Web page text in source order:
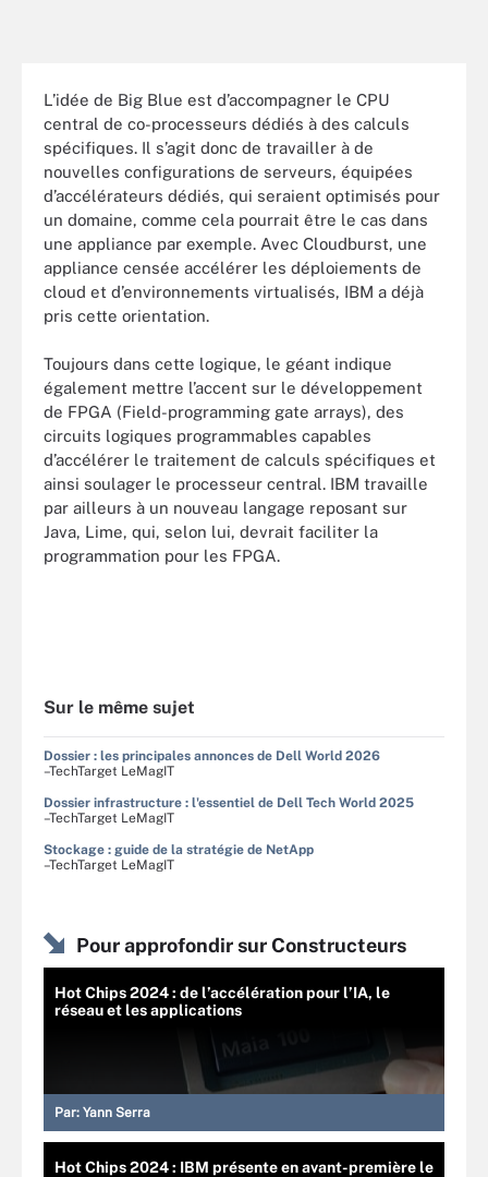
L’idée de Big Blue est d’accompagner le CPU
central de co-processeurs dédiés à des calculs
spécifiques. Il s’agit donc de travailler à de
nouvelles configurations de serveurs, équipées
d’accélérateurs dédiés, qui seraient optimisés pour
un domaine, comme cela pourrait être le cas dans
une appliance par exemple. Avec Cloudburst, une
appliance censée accélérer les déploiements de
cloud et d’environnements virtualisés, IBM a déjà
pris cette orientation.
Toujours dans cette logique, le géant indique
également mettre l’accent sur le développement
de FPGA (Field-programming gate arrays), des
circuits logiques programmables capables
d’accélérer le traitement de calculs spécifiques et
ainsi soulager le processeur central. IBM travaille
par ailleurs à un nouveau langage reposant sur
Java, Lime, qui, selon lui, devrait faciliter la
programmation pour les FPGA.
Sur le même sujet
Dossier : les principales annonces de Dell World 2026
–TechTarget LeMagIT
Dossier infrastructure : l'essentiel de Dell Tech World 2025
–TechTarget LeMagIT
Stockage : guide de la stratégie de NetApp
–TechTarget LeMagIT
Pour approfondir sur Constructeurs
Hot Chips 2024 : de l’accélération pour l’IA, le
réseau et les applications
Par: Yann Serra
Hot Chips 2024 : IBM présente en avant-première le